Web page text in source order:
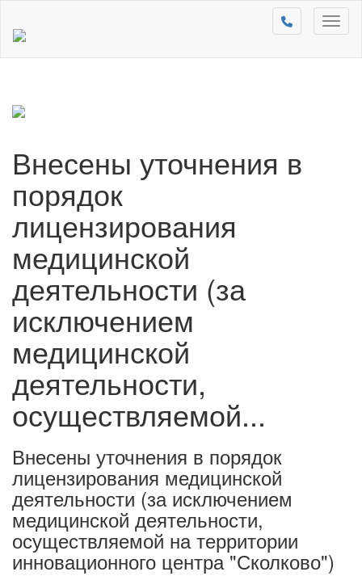
Внесены уточнения в
порядок
лицензирования
медицинской
деятельности (за
исключением
медицинской
деятельности,
осуществляемой...
Внесены уточнения в порядок
лицензирования медицинской
деятельности (за исключением
медицинской деятельности,
осуществляемой на территории
инновационного центра "Сколково")